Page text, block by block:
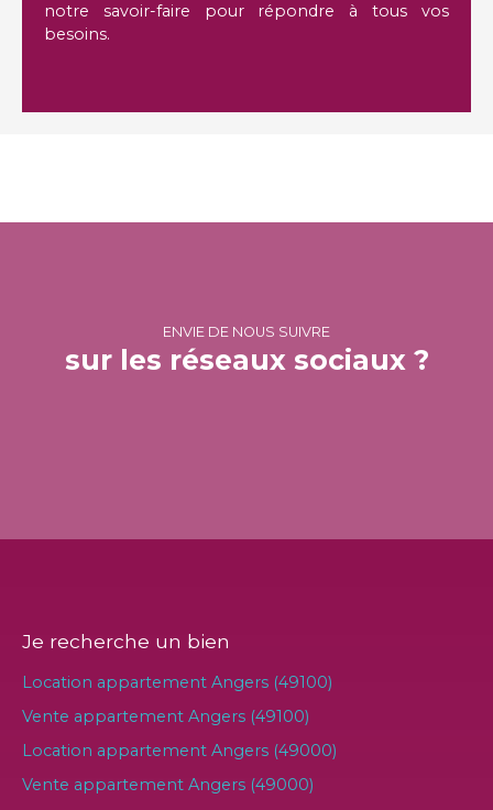
notre savoir-faire pour répondre à tous vos
besoins.
ENVIE DE NOUS SUIVRE
sur les réseaux sociaux ?
Je recherche un bien
Location appartement Angers (49100)
Vente appartement Angers (49100)
Location appartement Angers (49000)
Vente appartement Angers (49000)